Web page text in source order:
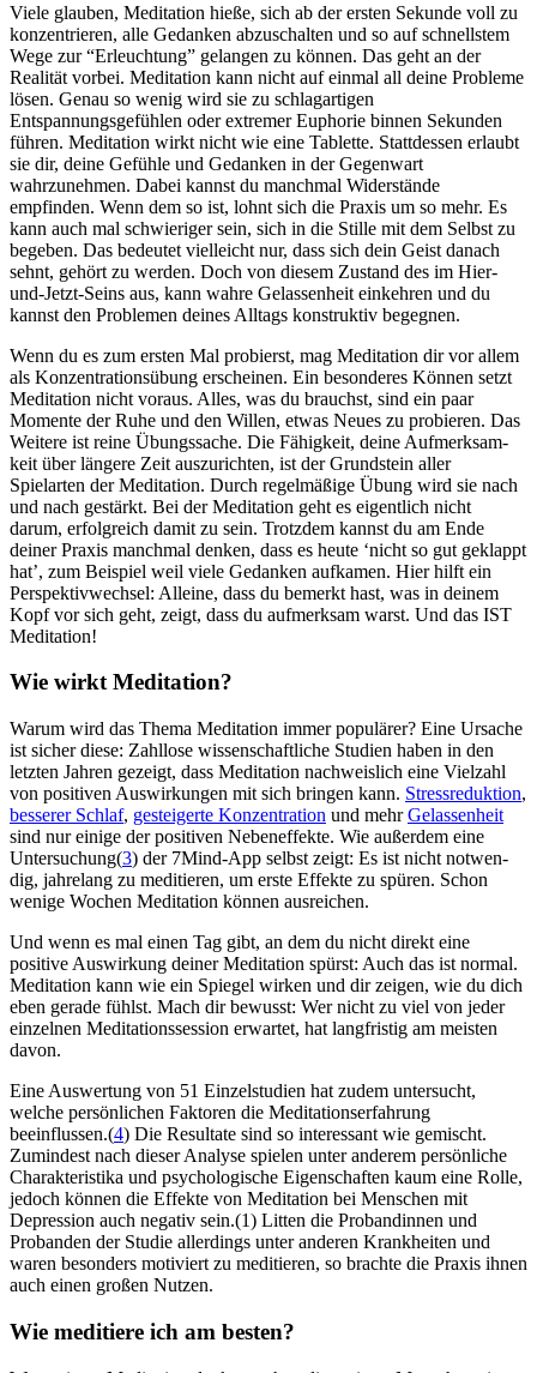
Viele glau­ben, Medi­ta­tion hieße, sich ab der ersten Sekunde voll zu
kon­zen­trie­ren, alle Gedan­ken abzuschal­ten und so auf schnells­tem
Wege zur “Erleuch­tung” gelan­gen zu können. Das geht an der
Realität vorbei. Meditation kann nicht auf einmal all deine Probleme
lösen. Genau so wenig wird sie zu schlagartigen
Entspannungsgefühlen oder extremer Euphorie binnen Sekunden
führen. Meditation wirkt nicht wie eine Tablette. Stattdessen erlaubt
sie dir, deine Gefühle und Gedanken in der Gegenwart
wahrzunehmen. Dabei kannst du manchmal Widerstände
empfinden. Wenn dem so ist, lohnt sich die Praxis um so mehr. Es
kann auch mal schwieriger sein, sich in die Stille mit dem Selbst zu
begeben. Das bedeutet vielleicht nur, dass sich dein Geist danach
sehnt, gehört zu werden. Doch von diesem Zustand des im Hier-
und-Jetzt-Seins aus, kann wahre Gelassenheit einkehren und du
kannst den Problemen deines Alltags konstruktiv begegnen.
Wenn du es zum ersten Mal probierst, mag Meditation dir vor allem
als Konzentrationsübung erscheinen. Ein besonderes Können setzt
Meditation nicht voraus. Alles, was du brauchst, sind ein paar
Momente der Ruhe und den Willen, etwas Neues zu pro­bie­ren. Das
Wei­tere ist reine Übungs­sa­che. Die Fähig­keit, deine Auf­merk­sam­
keit über län­gere Zeit aus­zu­rich­ten, ist der Grund­stein aller
Spielarten der Medi­ta­tion. Durch regel­mä­ßige Übung wird sie nach
und nach gestärkt. Bei der Meditation geht es eigentlich nicht
darum, erfolgreich damit zu sein. Trotzdem kannst du am Ende
deiner Praxis manchmal denken, dass es heute ‘nicht so gut geklappt
hat’, zum Beispiel weil viele Gedanken aufkamen. Hier hilft ein
Perspektivwechsel: Alleine, dass du bemerkt hast, was in deinem
Kopf vor sich geht, zeigt, dass du aufmerksam warst. Und das IST
Meditation!
Wie wirkt Medi­ta­tion?
Warum wird das Thema Medi­ta­tion immer popu­lä­rer? Eine Ursache
ist sicher diese: Zahllose wissenschaftliche Studien haben in den
letzten Jahren gezeigt, dass Meditation nachweislich eine Vielzahl
von positiven Auswirkungen mit sich bringen kann. Stress­re­duk­tion,
bes­se­rer Schlaf, gestei­gerte Konzentration und mehrGelassenheit
sind nur einige der posi­ti­ven Neben­ef­fekte. Wie außerdem eine
Untersuchung(3) der 7Mind-App selbst zeigt: Es ist nicht not­wen­
dig, jah­re­lang zu medi­tie­ren, um erste Effekte zu spüren. Schon
wenige Wochen Medi­ta­tion können ausreichen.
Und wenn es mal einen Tag gibt, an dem du nicht direkt eine
positive Auswirkung deiner Meditation spürst: Auch das ist normal.
Meditation kann wie ein Spiegel wirken und dir zeigen, wie du dich
eben gerade fühlst. Mach dir bewusst: Wer nicht zu viel von jeder
einzelnen Meditationssession erwartet, hat langfristig am meisten
davon.
Eine Auswertung von 51 Einzelstudien hat zudem untersucht,
welche persönlichen Faktoren die Meditationserfahrung
beeinflussen.(4) Die Resultate sind so interessant wie gemischt.
Zumindest nach dieser Analyse spielen unter anderem persönliche
Charakteristika und psychologische Eigenschaften kaum eine Rolle,
jedoch können die Effekte von Meditation bei Menschen mit
Depression auch negativ sein.(1) Litten die Probandinnen und
Probanden der Studie allerdings unter anderen Krankheiten und
waren besonders motiviert zu meditieren, so brachte die Praxis ihnen
auch einen großen Nutzen.
Wie medi­tiere ich am besten?